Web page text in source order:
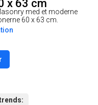
x 63 cm
med et moderne
60 x 63 cm.